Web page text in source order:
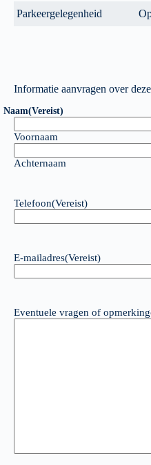
Parkeergelegenheid
Informatie aanvragen over
Naam(Vereist)
Voornaam
Achternaam
Telefoon(Vereist)
E-mailadres(Vereist)
Eventuele vragen of